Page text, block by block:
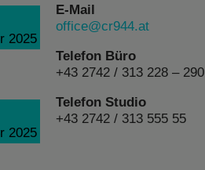
2025
2025
E-Mail
office@cr944.at
Telefon Büro
+43 2742 / 313 228 – 290
Telefon Studio
+43 2742 / 313 555 55